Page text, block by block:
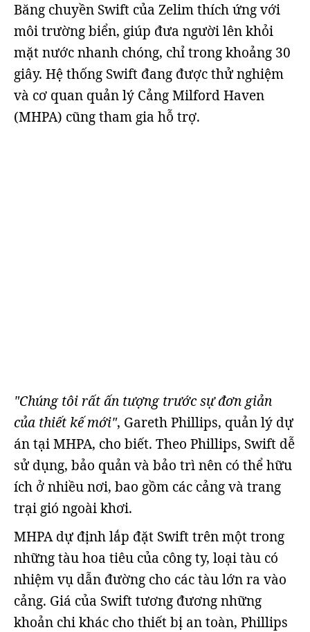
Băng chuyền Swift của Zelim thích ứng với
môi trường biển, giúp đưa người lên khỏi
mặt nước nhanh chóng, chỉ trong khoảng 30
giây. Hệ thống Swift đang được thử nghiệm
và cơ quan quản lý Cảng Milford Haven
(MHPA) cũng tham gia hỗ trợ.
"Chúng tôi rất ấn tượng trước sự đơn giản
của thiết kế mới", Gareth Phillips, quản lý dự
án tại MHPA, cho biết. Theo Phillips, Swift dễ
sử dụng, bảo quản và bảo trì nên có thể hữu
ích ở nhiều nơi, bao gồm các cảng và trang
trại gió ngoài khơi.
MHPA dự định lắp đặt Swift trên một trong
những tàu hoa tiêu của công ty, loại tàu có
nhiệm vụ dẫn đường cho các tàu lớn ra vào
cảng. Giá của Swift tương đương những
khoản chi khác cho thiết bị an toàn, Phillips